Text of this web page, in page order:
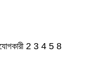
2 3 4 5 8